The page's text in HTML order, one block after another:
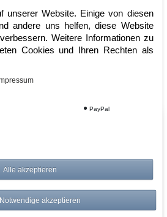
Profis - Ihre Vorteile
ab 150€
Rückgabe
unserer Website. Einige von diesen
andere uns helfen, diese Website
Weitere Informationen zu
Cookies und Ihren Rechten als
PayPal
Alle akzeptieren
akzeptieren